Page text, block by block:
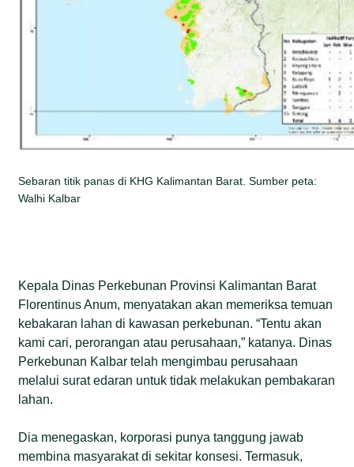
Sebaran titik panas di KHG Kalimantan Barat. Sumber peta:
Walhi Kalbar
Kepala Dinas Perkebunan Provinsi Kalimantan Barat
Florentinus Anum, menyatakan akan memeriksa temuan
kebakaran lahan di kawasan perkebunan. “Tentu akan
kami cari, perorangan atau perusahaan,” katanya. Dinas
Perkebunan Kalbar telah mengimbau perusahaan
melalui surat edaran untuk tidak melakukan pembakaran
lahan.
Dia menegaskan, korporasi punya tanggung jawab
membina masyarakat di sekitar konsesi. Termasuk,